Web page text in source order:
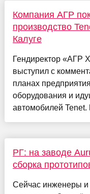
Компания АГР
производство
Калуге
Гендиректор «АГР
выступил с
планах
оборудования и
автомобилей Tenet.
РГ: на заводе
сборка
Сейчас инженеры и